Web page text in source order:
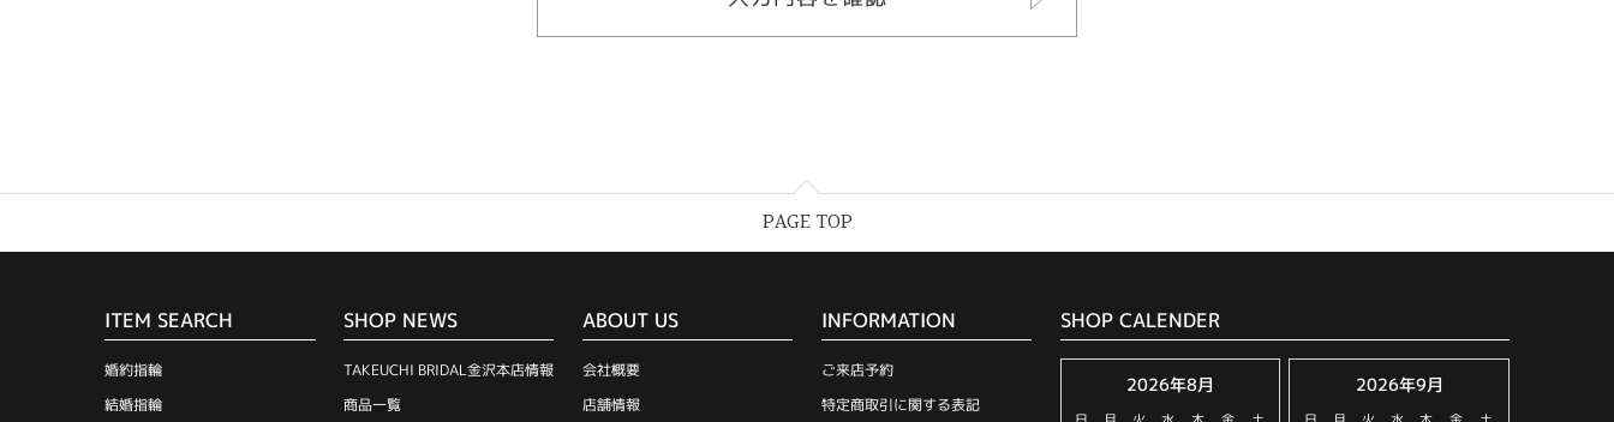
PAGE TOP
ITEM SEARCH
婚約指輪
結婚指輪
SHOP NEWS
TAKEUCHI BRIDAL金沢本店情報
商品一覧
ABOUT US
会社概要
店舗情報
INFORMATION
ご来店予約
特定商取引に関する表記
SHOP CALENDER
2026年8月 2026年9月